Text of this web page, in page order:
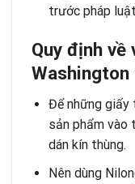
trước pháp
Quy định về
Để những giấy
sản phẩm vào
dán kín thùng.
Nên dùng